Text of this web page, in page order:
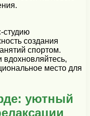
студию
создания
спортом.
место для
уютный